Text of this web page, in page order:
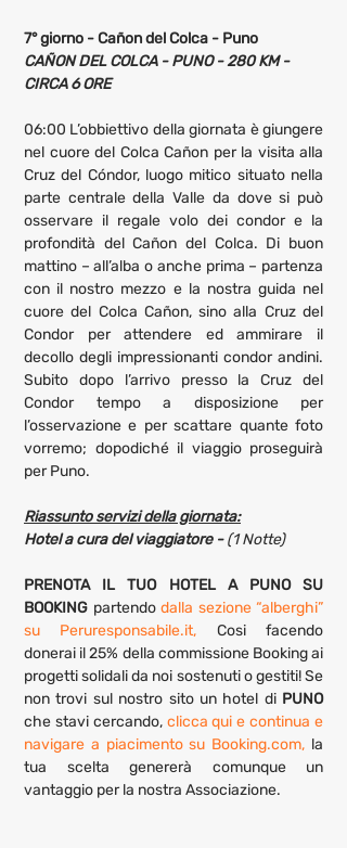
7° giorno - Cañon del Colca - Puno
CAÑON DEL COLCA - PUNO - 280 KM -
CIRCA 6 ORE
06:00 L’obbiettivo della giornata è giungere
nel cuore del Colca Cañon per la visita alla
Cruz del Cóndor, luogo mitico situato nella
parte centrale della Valle da dove si può
osservare il regale volo dei condor e la
profondità del Cañon del Colca. Di buon
mattino – all’alba o anche prima – partenza
con il nostro mezzo e la nostra guida nel
cuore del Colca Cañon, sino alla Cruz del
Condor per attendere ed ammirare il
decollo degli impressionanti condor andini.
Subito dopo l’arrivo presso la Cruz del
Condor tempo a disposizione per
l’osservazione e per scattare quante foto
vorremo; dopodiché il viaggio proseguirà
per Puno.
Riassunto servizi della giornata:
Hotel a cura del viaggiatore - (1 Notte)
PRENOTA IL TUO HOTEL A PUNO SU
BOOKING partendo dalla sezione “alberghi”
su Peruresponsabile.it, Cosi facendo
donerai il 25% della commissione Booking ai
progetti solidali da noi sostenuti o gestiti! Se
non trovi sul nostro sito un hotel di PUNO
che stavi cercando, clicca qui e continua e
navigare a piacimento su Booking.com, la
tua scelta genererà comunque un
vantaggio per la nostra Associazione.